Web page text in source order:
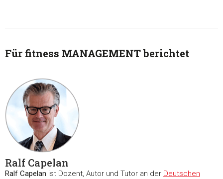
Für fitness MANAGEMENT berichtet
Ralf Capelan
Ralf Capelan ist Dozent, Autor und Tutor an der Deutschen